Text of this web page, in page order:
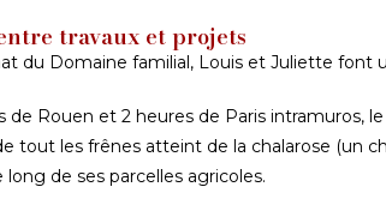
travaux et projets
du Domaine familial, Louis et Juliette
de Rouen et 2 heures de Paris intramuros,
tout les frênes atteint de la chalarose (un
long de ses parcelles agricoles.